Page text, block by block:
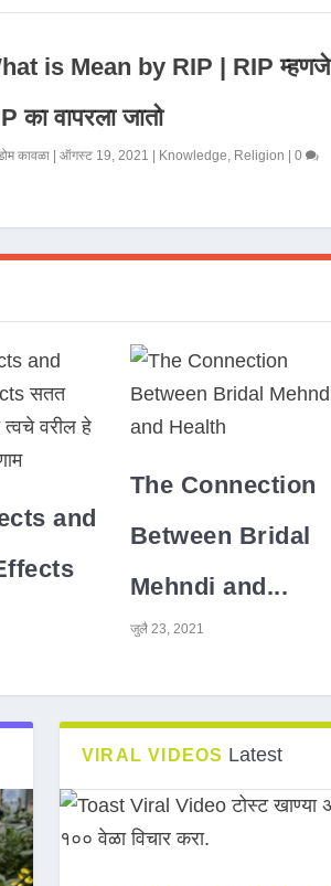
is Mean by RIP | RIP म्हणजे
का वापरला जातो
कावळा| ऑगस्ट 19, 2021 Knowledge, Religion 0
and
The Connection
Between Bridal
Mehndi and...
जुलै 23, 2021
VIRAL VIDEOS Latest